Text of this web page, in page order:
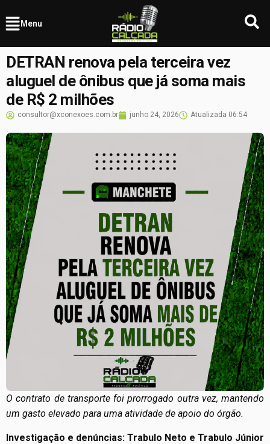
Menu
DETRAN renova pela terceira vez
aluguel de ônibus que já soma mais
de R$ 2 milhões
consultor@xconexoes.com.br junho 24, 2026 Atualizada 06:54
O contrato de transporte foi prorrogado outra vez, mantendo
um gasto elevado para uma atividade de apoio do órgão.
Investigação e denúncias: Trabulo Neto e Trabulo Júnior